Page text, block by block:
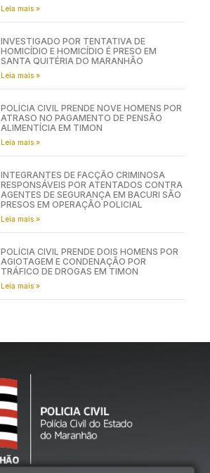
Leia mais »
INVESTIGADO POR TENTATIVA DE
HOMICÍDIO E HOMICÍDIO É PRESO EM
SANTA QUITÉRIA DO MARANHÃO
Leia mais »
POLÍCIA CIVIL PRENDE NOVE HOMENS POR
ATRASO NO PAGAMENTO DE PENSÃO
ALIMENTÍCIA EM TIMON
Leia mais »
INTEGRANTES DE FACÇÃO CRIMINOSA
RESPONSÁVEIS POR ATENTADOS CONTRA
AGENTES DE SEGURANÇA EM BACURI SÃO
PRESOS EM OPERAÇÃO POLICIAL
Leia mais »
POLÍCIA CIVIL PRENDE DOIS HOMENS POR
AGIOTAGEM E CONDENAÇÃO POR
TRÁFICO DE DROGAS EM TIMON
Leia mais »